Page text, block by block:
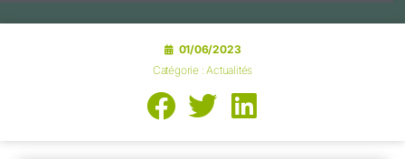
01/06/2023
Catégorie :Actualités